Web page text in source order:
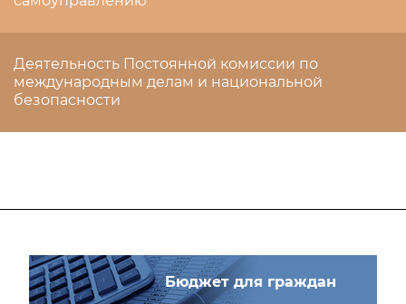
Деятельность Постоянной комиссии по
международным делам и национальной
безопасности
Бюджет для граждан